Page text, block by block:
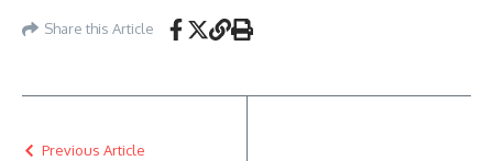
Share this Article
Previous Article